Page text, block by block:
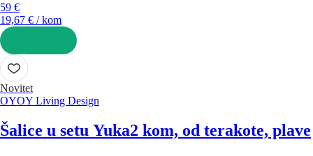
59 €
19,67 € / kom
U KOŠARICU
Novitet
OYOY Living Design
Šalice u setu Yuka2 kom, od terakote, plave